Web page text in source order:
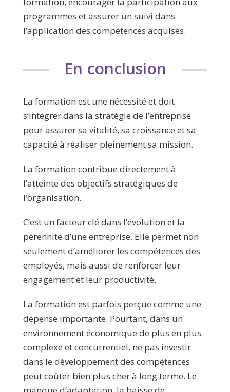
programmes et assurer un suivi dans
l’application des compétences acquises.
En conclusion
La formation est une nécessité et doit
s’intégrer dans la stratégie de l’entreprise
pour assurer sa vitalité, sa croissance et sa
capacité à réaliser pleinement sa mission.
La formation contribue directement à
l’atteinte des objectifs stratégiques de
l’organisation.
C’est un facteur clé dans l’évolution et la
pérennité d’une entreprise. Elle permet non
seulement d’améliorer les compétences des
employés, mais aussi de renforcer leur
engagement et leur productivité.
La formation est parfois perçue comme une
dépense importante. Pourtant, dans un
environnement économique de plus en plus
complexe et concurrentiel, ne pas investir
dans le développement des compétences
peut coûter bien plus cher à long terme. Le